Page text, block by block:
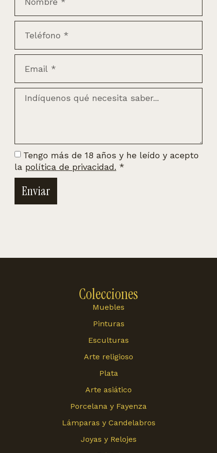
Tengo más de 18 años y he leído y acepto
la política de privacidad. *
Enviar
Colecciones
Muebles
Pinturas
Esculturas
Arte religioso
Plata
Arte asiático
Porcelana y Fayenza
Lámparas y Candelabros
Joyas y Relojes